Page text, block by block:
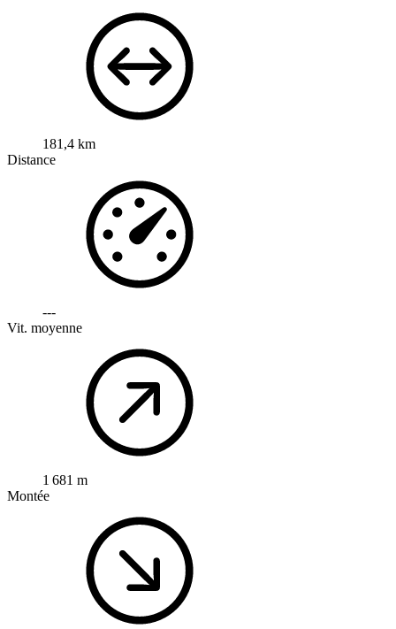
181,4 km
Distance
---
Vit. moyenne
1 681 m
Montée